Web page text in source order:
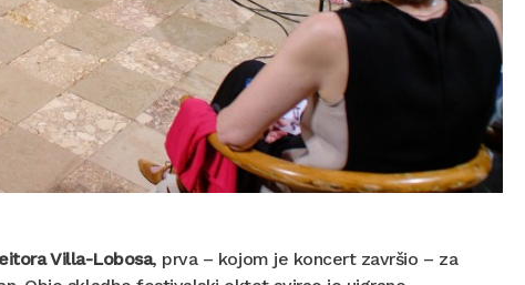
Villa-Lobosa, prva – kojom je koncert završio – za